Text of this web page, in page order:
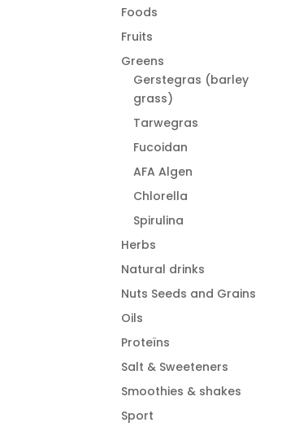
Foods
Fruits
Greens
Gerstegras (barley
grass)
Tarwegras
Fucoidan
AFA Algen
Chlorella
Spirulina
Herbs
Natural drinks
Nuts Seeds and Grains
Oils
Proteïns
Salt & Sweeteners
Smoothies & shakes
Sport